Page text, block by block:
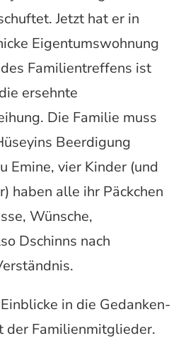
Jetzt hat er in
Eigentumswohnung
Familientreffens ist
ersehnte
Die Familie muss
Beerdigung
Emine, vier Kinder (und
haben alle ihr Päckchen
Wünsche,
Dschinns nach
in die Gedanken-
der Familienmitglieder.